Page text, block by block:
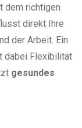
dem richtigen
direkt Ihre
der Arbeit. Ein
dabei Flexibilität
gesundes